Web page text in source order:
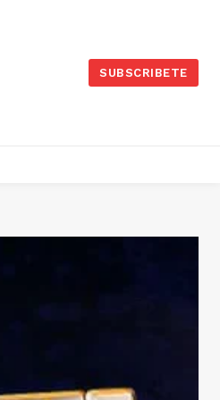
SUBSCRIBETE